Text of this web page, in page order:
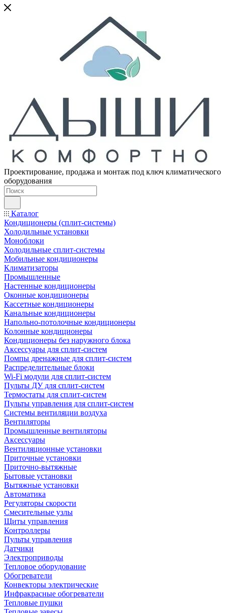
Проектирование, продажа и монтаж под ключ климатического
оборудования
Каталог
Кондиционеры (сплит-системы)
Холодильные установки
Моноблоки
Холодильные сплит-системы
Мобильные кондиционеры
Климатизаторы
Промышленные
Настенные кондиционеры
Оконные кондиционеры
Кассетные кондиционеры
Канальные кондиционеры
Напольно-потолочные кондиционеры
Колонные кондиционеры
Кондиционеры без наружного блока
Аксессуары для сплит-систем
Помпы дренажные для сплит-систем
Распределительные блоки
Wi-Fi модули для сплит-систем
Пульты ДУ для сплит-систем
Термостаты для сплит-систем
Пульты управления для сплит-систем
Системы вентиляции воздуха
Вентиляторы
Промышленные вентиляторы
Аксессуары
Вентиляционные установки
Приточные установки
Приточно-вытяжные
Бытовые установки
Вытяжные установки
Автоматика
Регуляторы скорости
Смесительные узлы
Щиты управления
Контроллеры
Пульты управления
Датчики
Электроприводы
Тепловое оборудование
Обогреватели
Конвекторы электрические
Инфракрасные обогреватели
Тепловые пушки